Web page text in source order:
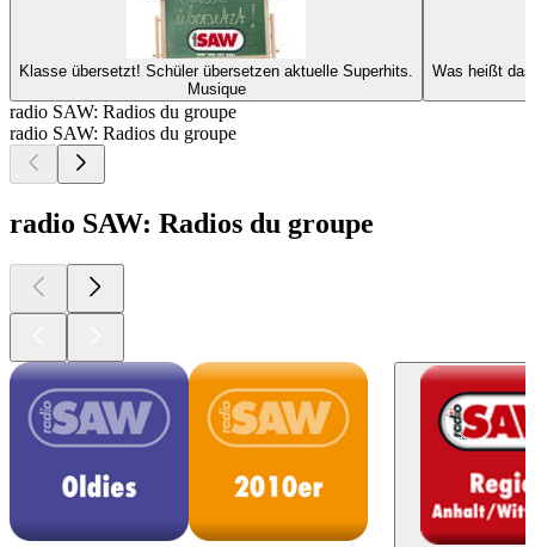
Klasse übersetzt! Schüler übersetzen aktuelle Superhits.
Musique
Was heißt
radio SAW: Radios du groupe
radio SAW: Radios du groupe
radio SAW: Radios du groupe